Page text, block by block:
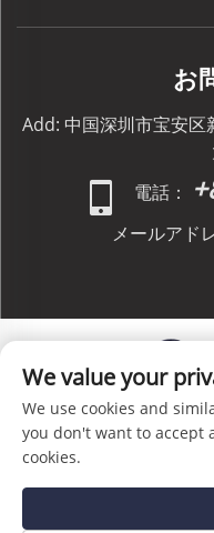
お
Add: 中国深圳市宝安区
電話：
メールアド
Copyright © C&C
Rights Reserved -
We value your
We use cookies and
you don't want to accept
cookies.